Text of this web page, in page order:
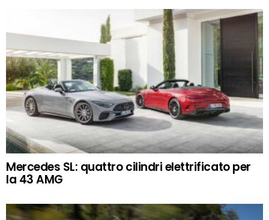
Mercedes SL: quattro cilindri elettrificato per
la 43 AMG